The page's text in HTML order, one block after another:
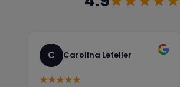
C Carolina Letelier
★★★★★